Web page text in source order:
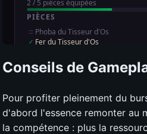
Conseils de
Pour profiter pleinement du
d'abord l'essence remonter au
la compétence : plus la